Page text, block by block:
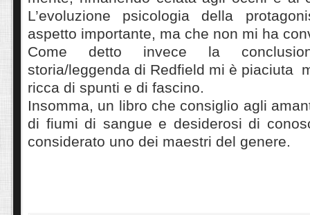
L’evoluzione psicologia della
aspetto importante, ma che non mi ha
Come detto invece la
storia/leggenda di Redfield mi è piaciuta
ricca di spunti e di fascino.
Insomma, un libro che consiglio agli
di fiumi di sangue e desiderosi di
considerato uno dei maestri del genere.